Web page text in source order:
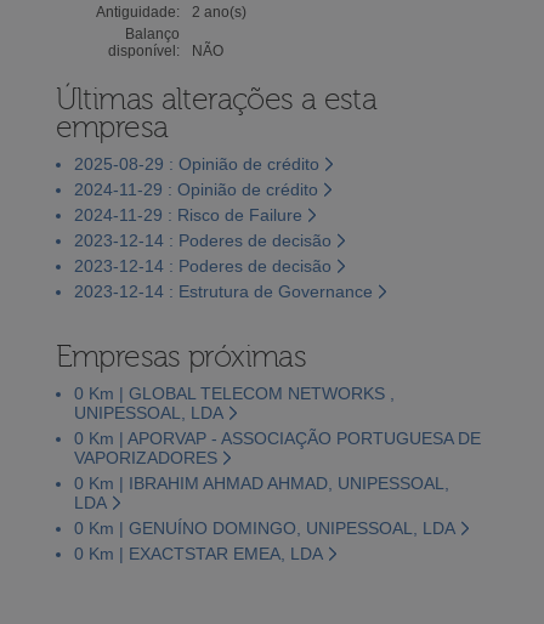
Antiguidade:
2 ano(s)
Balanço
disponível:
NÃO
Últimas alterações a esta
empresa
2025-08-29 : Opinião de crédito
2024-11-29 : Opinião de crédito
2024-11-29 : Risco de Failure
2023-12-14 : Poderes de decisão
2023-12-14 : Poderes de decisão
2023-12-14 : Estrutura de Governance
Empresas próximas
0 Km | GLOBAL TELECOM NETWORKS ,
UNIPESSOAL, LDA
0 Km | APORVAP - ASSOCIAÇÃO PORTUGUESA DE
VAPORIZADORES
0 Km | IBRAHIM AHMAD AHMAD, UNIPESSOAL,
LDA
0 Km | GENUÍNO DOMINGO, UNIPESSOAL, LDA
0 Km | EXACTSTAR EMEA, LDA